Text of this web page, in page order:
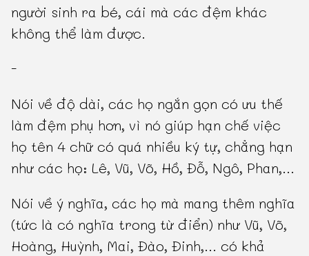
người sinh ra bé, cái mà các đệm khác
không thể làm được.
-
Nói về độ dài, các họ ngắn gọn có ưu thế
làm đệm phụ hơn, vì nó giúp hạn chế việc
họ tên 4 chữ có quá nhiều ký tự, chẳng hạn
như các họ: Lê, Vũ, Võ, Hồ, Đỗ, Ngô, Phan,...
Nói về ý nghĩa, các họ mà mang thêm nghĩa
(tức là có nghĩa trong từ điển) như Vũ, Võ,
Hoàng, Huỳnh, Mai, Đào, Đinh,... có khả